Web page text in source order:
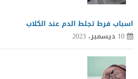
اسباب فرط تجلط الدم عند الكلاب
10 ديسمبر، 2023